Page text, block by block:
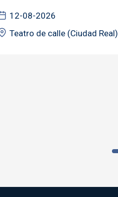
12-08-2026
Teatro de calle (Ciudad Real)